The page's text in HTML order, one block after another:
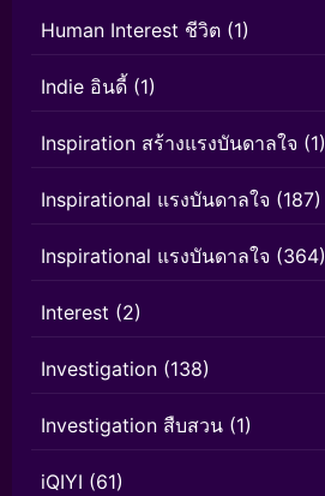
Human Interest ชีวิต (1)
Indie อินดี้ (1)
Inspiration สร้างแรงบันดาลใจ (1)
Inspirational แรงบันดาลใจ (187)
Inspirational แรงบันดาลใจ (364)
Interest (2)
Investigation (138)
Investigation สืบสวน (1)
iQIYI (61)